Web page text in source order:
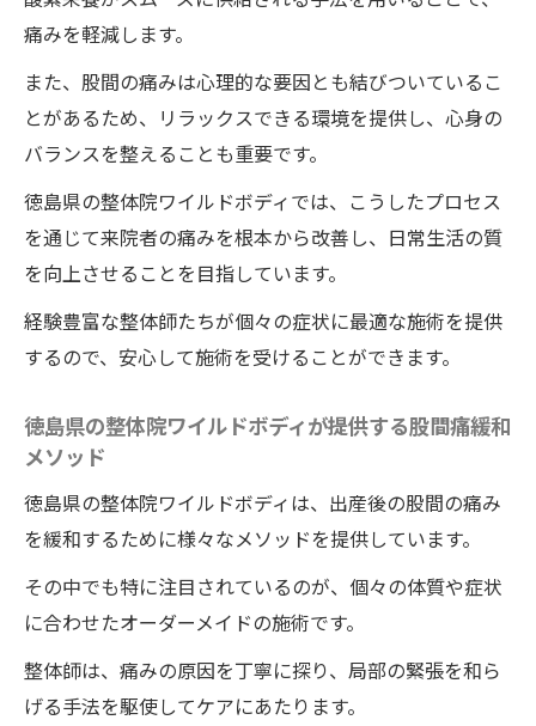
痛みを軽減します。
また、股間の痛みは心理的な要因とも結びついているこ
とがあるため、リラックスできる環境を提供し、心身の
バランスを整えることも重要です。
徳島県の整体院ワイルドボディでは、こうしたプロセス
を通じて来院者の痛みを根本から改善し、日常生活の質
を向上させることを目指しています。
経験豊富な整体師たちが個々の症状に最適な施術を提供
するので、安心して施術を受けることができます。
徳島県の整体院ワイルドボディが提供する股間痛緩和
メソッド
徳島県の整体院ワイルドボディは、出産後の股間の痛み
を緩和するために様々なメソッドを提供しています。
その中でも特に注目されているのが、個々の体質や症状
に合わせたオーダーメイドの施術です。
整体師は、痛みの原因を丁寧に探り、局部の緊張を和ら
げる手法を駆使してケアにあたります。